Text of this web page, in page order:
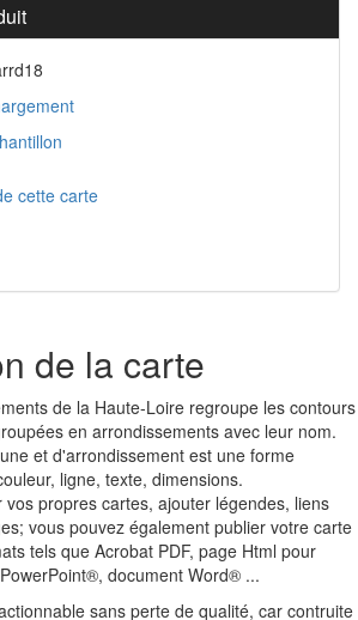
cette carte
de la carte
de la Haute-Loire regroupe les contours
en arrondissements avec leur nom.
et d'arrondissement est une forme
ligne, texte, dimensions.
vos propres cartes, ajouter légendes, liens
vous pouvez également publier votre carte
tels que Acrobat PDF, page Html pour
document Word® ...
sans perte de qualité, car contruite